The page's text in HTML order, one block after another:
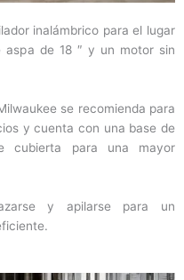
inalámbrico para el lugar
de 18 ″ y un motor sin
se recomienda para
y cuenta con una base de
cubierta para una mayor
y apilarse para un